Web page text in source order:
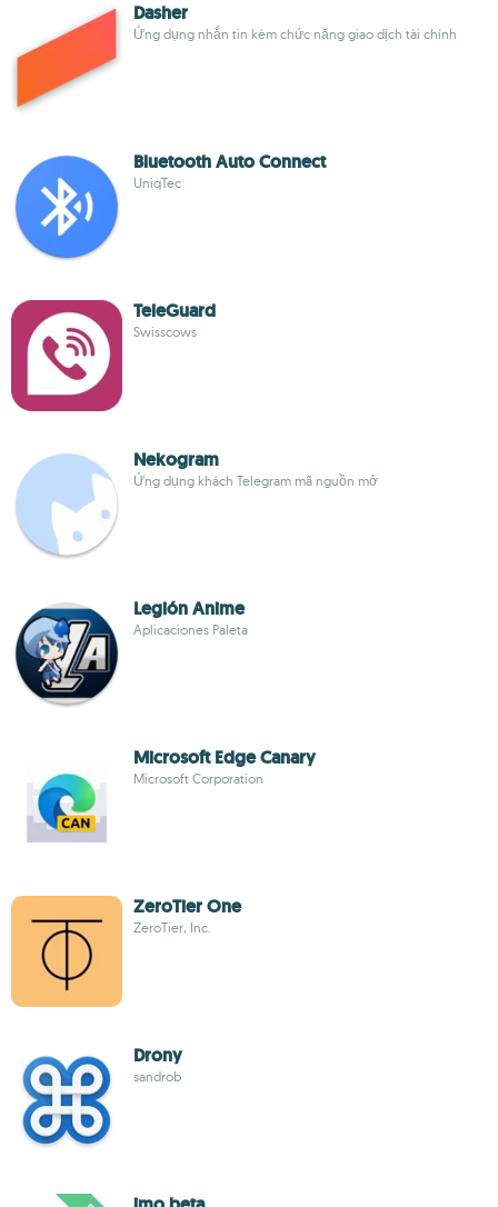
Dasher
Ứng dụng nhắn tin kèm chức năng giao dịch tài chính
Bluetooth Auto Connect
UniqTec
TeleGuard
Swisscows
Nekogram
Ứng dụng khách Telegram mã nguồn mở
Legión Anime
Aplicaciones Paleta
Microsoft Edge Canary
Microsoft Corporation
ZeroTier One
ZeroTier, Inc.
Drony
sandrob